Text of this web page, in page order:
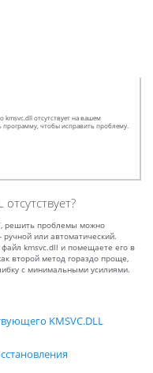
kmsvc.dll отсутствует на вашем
программу, чтобы исправить проблему.
решить проблемы можно
или автоматический.
файл kmsvc.dll и помещаете его в
второй метод гораздо проще,
с минимальными усилиями.
KMSVC.DLL